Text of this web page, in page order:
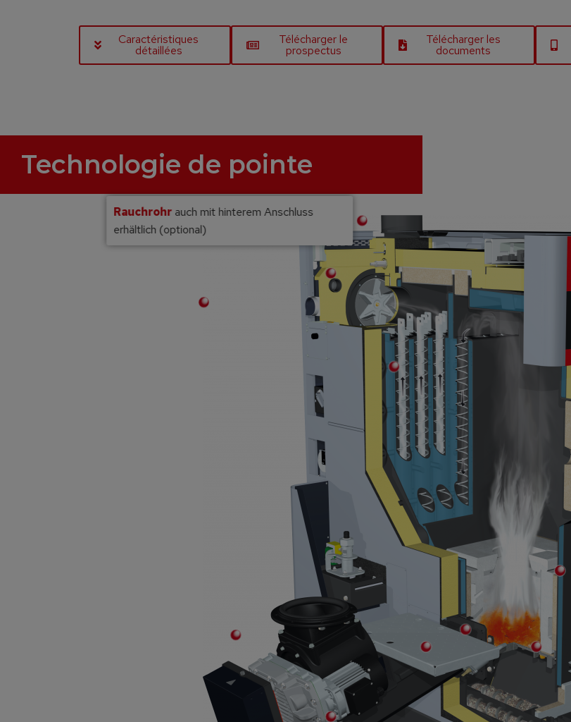
Caractéristiques
détaillées
Télécharger le
prospectus
Télécharger les
documents
Technologie de pointe
Rauchrohr auch mit hinterem Anschluss
erhältlich (optional)
Stabiles Trittbrett